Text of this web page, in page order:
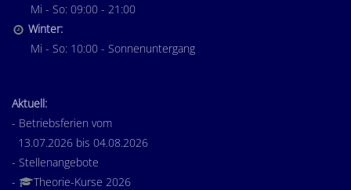
Mi - So: 09:00 - 21:00
Winter:
Mi - So: 10:00 - Sonnenuntergang
Aktuell:
- Betriebsferien vom
13.07.2026 bis 04.08.2026
- Stellenangebote
-
Theorie-Kurse 2026